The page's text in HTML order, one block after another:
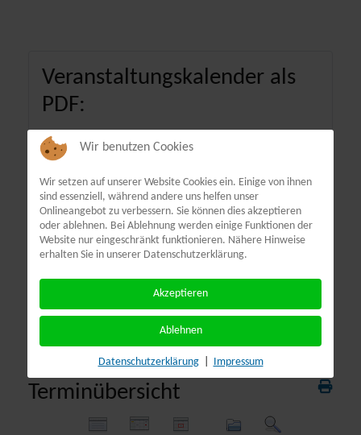
Veranstaltungskalender als
PDF:
Terminübersicht
Wir benutzen Cookies
Wir setzen auf unserer Website Cookies ein. Einige von ihnen
sind essenziell, während andere uns helfen unser
Onlineangebot zu verbessern. Sie können dies akzeptieren
oder ablehnen. Bei Ablehnung werden einige Funktionen der
Website nur eingeschränkt funktionieren. Nähere Hinweise
erhalten Sie in unserer Datenschutzerklärung.
Akzeptieren
Ablehnen
Datenschutzerklärung Impressum